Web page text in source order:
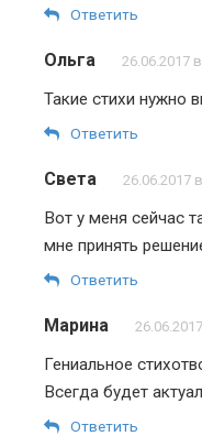
Ответить
Ольга 26.06.2017
Такие стихи нужно
Ответить
Света 26.06.2017
Вот у меня сейчас
мне принять
Ответить
Марина
Гениальное
Всегда будет
Ответить